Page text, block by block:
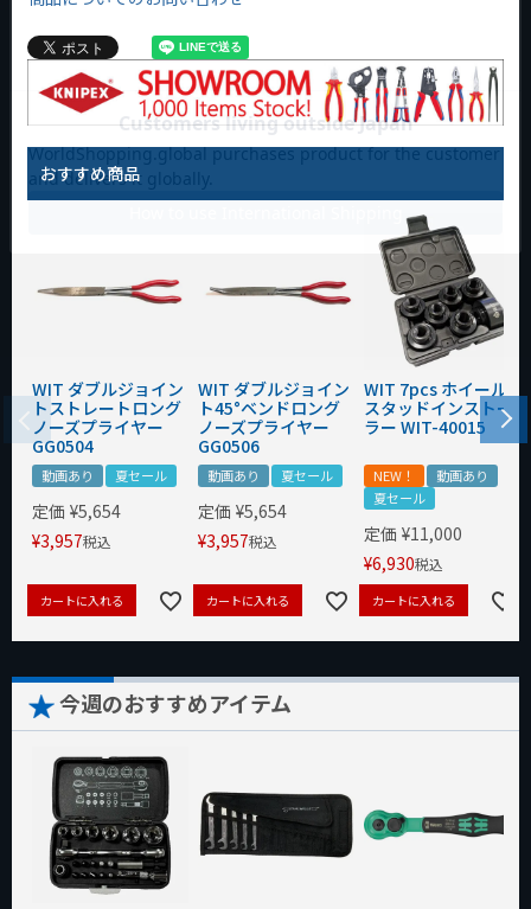
しています。
～ブランドメッセージ～
その手が新しい価値を産む瞬間を見たい。
「プロ性能」「デザイン」「便利」をひとつに。
『Change the Work WIT』三位一体で紡ぐワークスタイル。
おすすめ商品
WIT ダブルジョイン
トストレートロング
ノーズプライヤー
GG0504
動画あり 夏セール
定価 ¥5,654
¥3,957税込
カートに入れる
WIT ダブルジョイン
ト45°ベンドロング
ノーズプライヤー
GG0506
動画あり 夏セール
定価 ¥5,654
¥3,957税込
カートに入れる
WIT 7pcs ホイール
スタッドインストー
ラー WIT-40015
NEW！
動画あり
夏セール
定価 ¥11,000
¥6,930税込
カートに入れる
今週のおすすめアイテム